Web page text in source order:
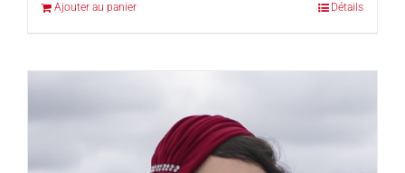
Ajouter au panier Détails